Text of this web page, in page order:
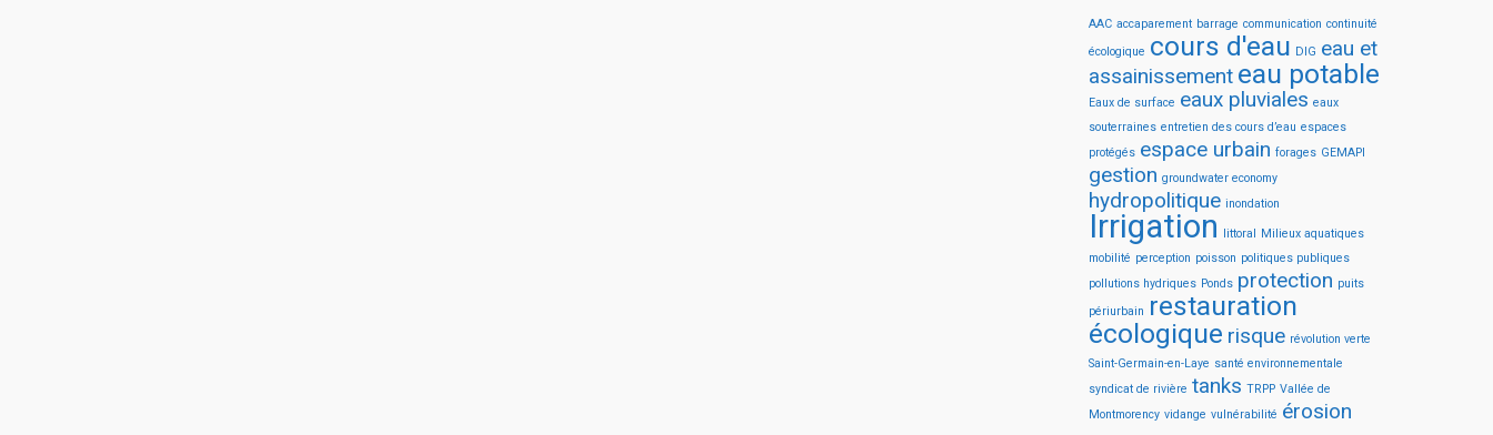
AAC accaparement barrage communication continuité
écologique cours d'eau DIG eau et
assainissement eau potable
Eaux de surface eaux pluviales eaux
souterraines entretien des cours d’eau espaces
protégés espace urbain forages GEMAPI
gestion groundwater economy
hydropolitique inondation
Irrigation littoral Milieux aquatiques
mobilité perception poisson politiques publiques
pollutions hydriques Ponds protection puits
périurbain restauration
écologique risque révolution verte
Saint-Germain-en-Laye santé environnementale
syndicat de rivière tanks TRPP Vallée de
Montmorency vidange vulnérabilité érosion